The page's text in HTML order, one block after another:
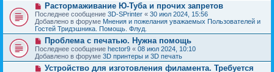
н
и
е
б
щ
е
н
и
е
с
о
о
б
щ
е
н
и
Н
о
в
о
е
о
о
б
щ
Растормаживание Ю-Туба и прочих запретов
Последнее сообщение 3D-SPrinter « 30 июл 2024, 15:56
Добавлено в форуме Мнения и пожелания уважаемых Пользователей и
Гостей Тридэшника. Помощь. Флуд.
Н
о
в
о
е
Проблема с печатью. Нужна помощь
Последнее сообщение hector9 « 08 июл 2024, 10:10
Добавлено в форуме 3D принтеры и 3D печать
НУстройство для изготовления филамента. Требуется